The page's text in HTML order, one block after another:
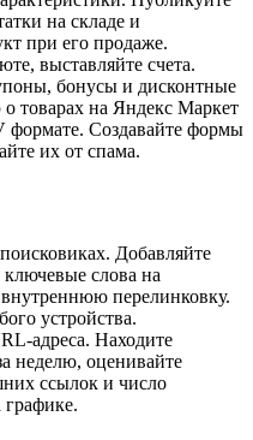
на складе и
при его продаже.
выставляйте счета.
бонусы и дисконтные
товарах на Яндекс Маркет
формате. Создавайте формы
их от спама.
Добавляйте
ключевые слова на
перелинковку.
устройства.
адреса. Находите
неделю, оценивайте
ссылок и число